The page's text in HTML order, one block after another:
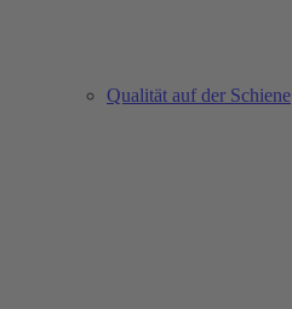
Qualität auf der Schiene